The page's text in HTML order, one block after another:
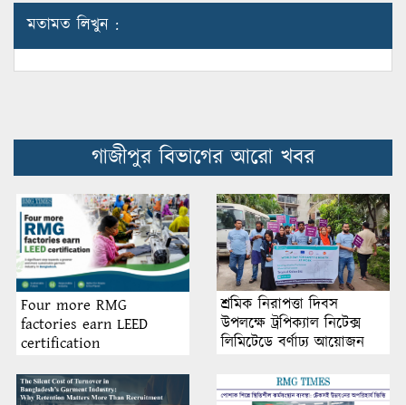
মতামত লিখুন :
গাজীপুর বিভাগের আরো খবর
Four more RMG
factories earn LEED
certification
শ্রমিক নিরাপত্তা দিবস
উপলক্ষে ট্রপিক্যাল নিটেক্স
লিমিটেডে বর্ণাঢ্য আয়োজন